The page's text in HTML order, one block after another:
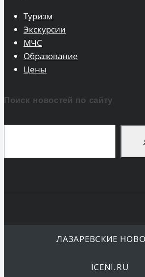
Туризм
Экскурсии
МЧС
Образование
Цены
Поиск новостей по сайту
ЛАЗАРЕВСКИЕ
ICENI.RU